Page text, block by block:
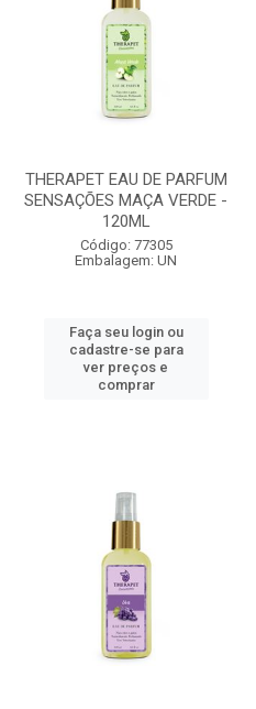
THERAPET EAU DE PARFUM
SENSAÇÕES MAÇA VERDE -
120ML
Código: 77305
Embalagem: UN
Faça seu login ou
cadastre-se para
ver preços e
comprar